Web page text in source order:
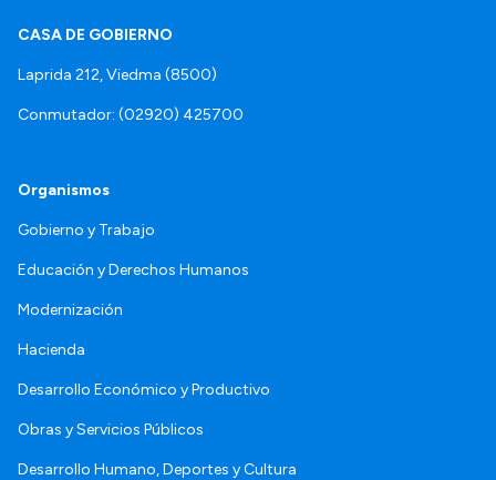
CASA DE GOBIERNO
Laprida 212, Viedma (8500)
Conmutador: (02920) 425700
Organismos
Gobierno y Trabajo
Educación y Derechos Humanos
Modernización
Hacienda
Desarrollo Económico y Productivo
Obras y Servicios Públicos
Desarrollo Humano, Deportes y Cultura